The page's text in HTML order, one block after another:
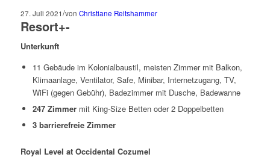
27. Juli 2021/von Christiane Reitshammer
Resort+-
Unterkunft
11 Gebäude im Kolonialbaustil, meisten Zimmer mit Balkon,
Klimaanlage, Ventilator, Safe, Minibar, Internetzugang, TV,
WiFi (gegen Gebühr), Badezimmer mit Dusche, Badewanne
247 Zimmermit King-Size Betten oder 2 Doppelbetten
3 barrierefreie Zimmer
Royal Level at Occidental Cozumel